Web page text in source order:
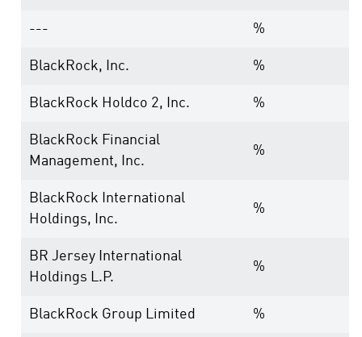
--- %
BlackRock, Inc. %
BlackRock Holdco 2, Inc. %
BlackRock Financial
Management, Inc.
%
BlackRock International
Holdings, Inc.
%
BR Jersey International
Holdings L.P.
%
BlackRock Group Limited %